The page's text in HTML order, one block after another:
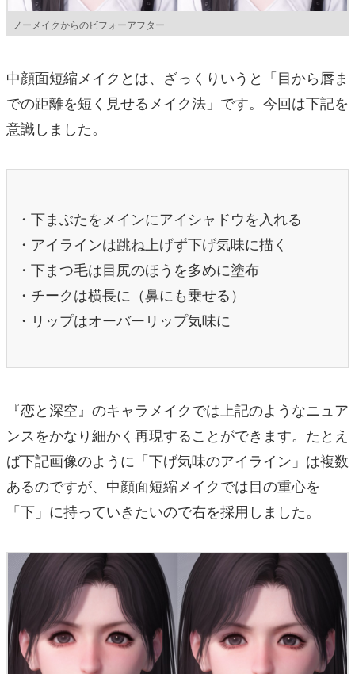
ノーメイクからのビフォーアフター
中顔面短縮メイクとは、ざっくりいうと「目から唇ま
での距離を短く見せるメイク法」です。今回は下記を
意識しました。
・下まぶたをメインにアイシャドウを入れる
・アイラインは跳ね上げず下げ気味に描く
・下まつ毛は目尻のほうを多めに塗布
・チークは横長に（鼻にも乗せる）
・リップはオーバーリップ気味に
『恋と深空』のキャラメイクでは上記のようなニュア
ンスをかなり細かく再現することができます。たとえ
ば下記画像のように「下げ気味のアイライン」は複数
あるのですが、中顔面短縮メイクでは目の重心を
「下」に持っていきたいので右を採用しました。